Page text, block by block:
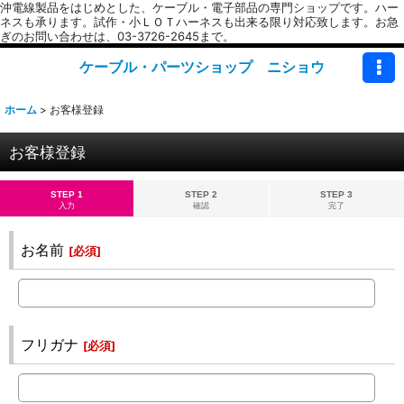
沖電線製品をはじめとした、ケーブル・電子部品の専門ショップです。ハー
ネスも承ります。試作・小ＬＯＴハーネスも出来る限り対応致します。お急
ぎのお問い合わせは、03-3726-2645まで。
ケーブル・パーツショップ ニショウ
ホーム > お客様登録
お客様登録
STEP 1
入力
STEP 2
確認
STEP 3
完了
お名前 [必須]
フリガナ [必須]